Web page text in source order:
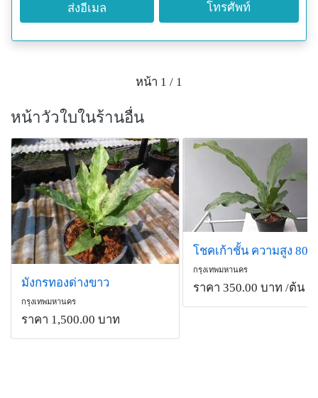
ส่งอีเมล โทรศัพท์
หน้า 1 / 1
หน้าวัวใบในร้านอื่น
มังกรทองด่างขาว
กรุงเทพมหานคร
ราคา 1,500.00 บาท
โชคเก้าชั้น ความสูง 80
กรุงเทพมหานคร
ราคา 350.00 บาท /ต้น